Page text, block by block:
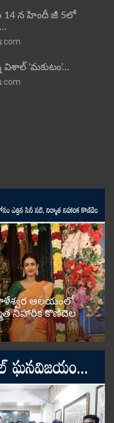
14 న హిందీ జీ 5లో
‘మకుటం’…
ఆలయంలో
నిహారిక కొణిదెల